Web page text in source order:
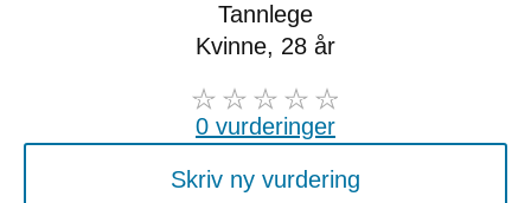
Tannlege
Kvinne, 28 år
0 vurderinger
Skriv ny vurdering